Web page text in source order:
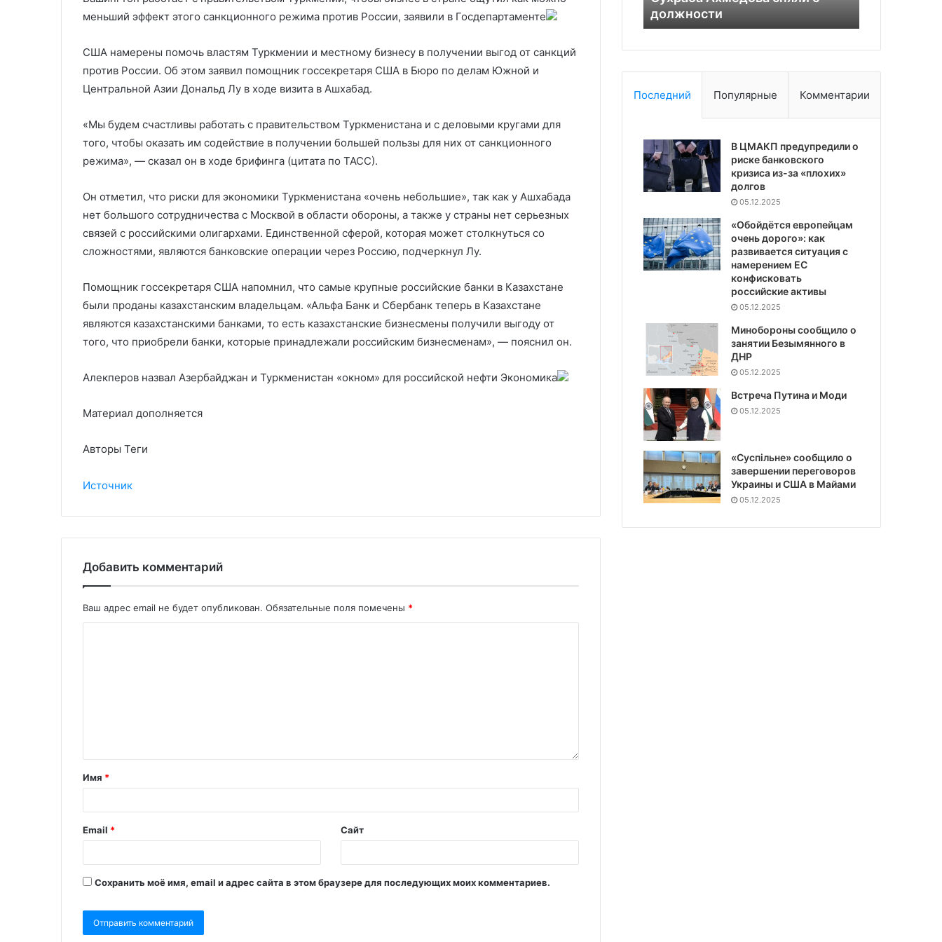
меньший эффект этого санкционного режима против России, заявили в Госдепартаменте
США намерены помочь властям Туркмении и местному бизнесу в получении выгод от санкций
против России. Об этом заявил помощник госсекретаря США в Бюро по делам Южной и
Центральной Азии Дональд Лу в ходе визита в Ашхабад.
«Мы будем счастливы работать с правительством Туркменистана и с деловыми кругами для
того, чтобы оказать им содействие в получении большей пользы для них от санкционного
режима», — сказал он в ходе брифинга (цитата по ТАСС).
Он отметил, что риски для экономики Туркменистана «очень небольшие», так как у Ашхабада
нет большого сотрудничества с Москвой в области обороны, а также у страны нет серьезных
связей с российскими олигархами. Единственной сферой, которая может столкнуться со
сложностями, являются банковские операции через Россию, подчеркнул Лу.
Помощник госсекретаря США напомнил, что самые крупные российские банки в Казахстане
были проданы казахстанским владельцам. «Альфа Банк и Сбербанк теперь в Казахстане
являются казахстанскими банками, то есть казахстанские бизнесмены получили выгоду от
того, что приобрели банки, которые принадлежали российским бизнесменам», — пояснил он.
Алекперов назвал Азербайджан и Туркменистан «окном» для российской нефти Экономика
Материал дополняется
Авторы Теги
Источник
Добавить комментарий
Ваш адрес email не будет опубликован. Обязательные поля помечены *
Имя *
Email * Сайт
Сохранить моё имя, email и адрес сайта в этом браузере для последующих моих комментариев.
блока
для перевооружения блока
рынка автопрома
должности
Последний Популярные Комментарии
В ЦМАКП предупредили о
риске банковского
кризиса из-за «плохих»
долгов
05.12.2025
«Обойдётся европейцам
очень дорого»: как
развивается ситуация с
намерением ЕС
конфисковать
российские активы
05.12.2025
Минобороны сообщило о
занятии Безымянного в
ДНР
05.12.2025
Встреча Путина и Моди
05.12.2025
«Суспiльне» сообщило о
завершении переговоров
Украины и США в Майами
05.12.2025